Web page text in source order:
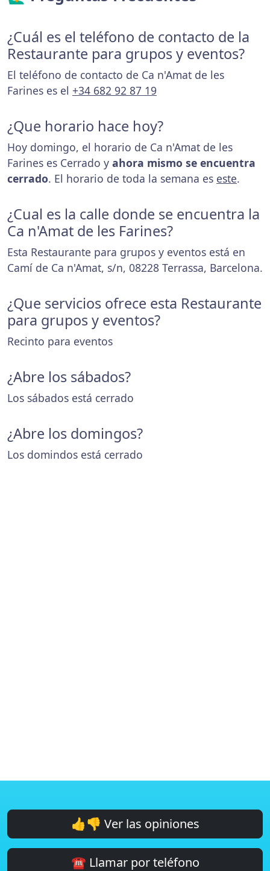
¿Cuál es el teléfono de contacto de la
Restaurante para grupos y eventos?
El teléfono de contacto de Ca n'Amat de les
Farines es el +34 682 92 87 19
¿Que horario hace hoy?
Hoy domingo, el horario de Ca n'Amat de les
Farines es Cerrado y ahora mismo se encuentra
cerrado. El horario de toda la semana es este.
¿Cual es la calle donde se encuentra la
Ca n'Amat de les Farines?
Esta Restaurante para grupos y eventos está en
Camí de Ca n'Amat, s/n, 08228 Terrassa, Barcelona.
¿Que servicios ofrece esta Restaurante
para grupos y eventos?
Recinto para eventos
¿Abre los sábados?
Los sábados está cerrado
¿Abre los domingos?
Los domindos está cerrado
👍👎 Ver las opiniones
☎️ Llamar por teléfono